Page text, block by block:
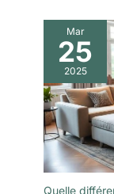
Mar
25
2025
Quelle